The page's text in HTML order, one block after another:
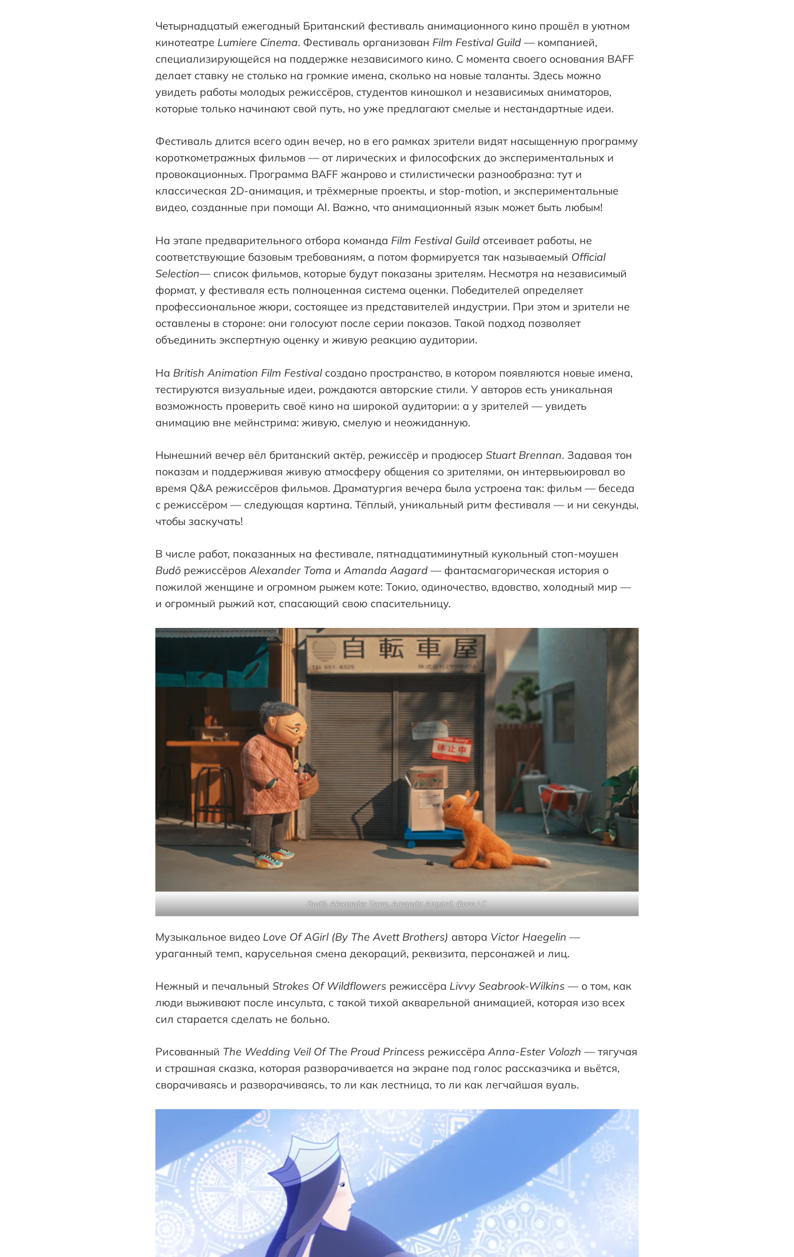
Четырнадцатый ежегодный Британский фестиваль анимационного кино прошёл в уютном
кинотеатре Lumiere Cinema. Фестиваль организован Film Festival Guild— компанией,
специализирующейся на поддержке независимого кино. С момента своего основания BAFF
делает ставку не столько на громкие имена, сколько на новые таланты. Здесь можно
увидеть работы молодых режиссёров, студентов киношкол и независимых аниматоров,
которые только начинают свой путь, но уже предлагают смелые и нестандартные идеи.
Фестиваль длится всего один вечер, но в его рамках зрители видят насыщенную программу
короткометражных фильмов — от лирических и философских до экспериментальных и
провокационных. Программа BAFF жанрово и стилистически разнообразна: тут и
классическая 2D-анимация, и трёхмерные проекты, и stop-motion, и экспериментальные
видео, созданные при помощи AI. Важно, что анимационный язык может быть любым!
На этапе предварительного отбора команда Film Festival Guildотсеивает работы, не
соответствующие базовым требованиям, а потом формируется так называемый Official
Selection— список фильмов, которые будут показаны зрителям. Несмотря на независимый
формат, у фестиваля есть полноценная система оценки. Победителей определяет
профессиональное жюри, состоящее из представителей индустрии. При этом и зрители не
оставлены в стороне: они голосуют после серии показов. Такой подход позволяет
объединить экспертную оценку и живую реакцию аудитории.
На British Animation Film Festivalсоздано пространство, в котором появляются новые имена,
тестируются визуальные идеи, рождаются авторские стили. У авторов есть уникальная
возможность проверить своё кино на широкой аудитории: а у зрителей — увидеть
анимацию вне мейнстрима: живую, смелую и неожиданную.
Нынешний вечер вёл британский актёр, режиссёр и продюсер Stuart Brennan. Задавая тон
показам и поддерживая живую атмосферу общения со зрителями, он интервьюировал во
время Q&A режиссёров фильмов. Драматургия вечера была устроена так: фильм — беседа
с режиссёром — следующая картина. Тёплый, уникальный ритм фестиваля — и ни секунды,
чтобы заскучать!
В числе работ, показанных на фестивале, пятнадцатиминутный кукольный стоп-моушен
BudōрежиссёровAlexander Toma иAmanda Aagard— фантасмагорическая история о
пожилой женщине и огромном рыжем коте: Токио, одиночество, вдовство, холодный мир —
и огромный рыжий кот, спасающий свою спасительницу.
Budō.Alexander Toma,Amanda Aagard.Фото LC
Музыкальное видео Love Of AGirl (By The Avett Brothers) автора Victor Haegelin —
ураганный темп, карусельная смена декораций, реквизита, персонажей и лиц.
Нежный и печальный Strokes Of Wildflowers режиссёра Livvy Seabrook-Wilkins — о том, как
люди выживают после инсульта, с такой тихой акварельной анимацией, которая изо всех
сил старается сделать не больно.
Рисованный The Wedding Veil Of The Proud Princess режиссёраAnna-Ester Volozh — тягучая
и страшная сказка, которая разворачивается на экране под голос рассказчика и вьётся,
сворачиваясь и разворачиваясь, то ли как лестница, то ли как легчайшая вуаль.